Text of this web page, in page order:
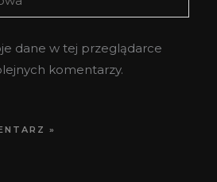
dane w tej przeglądarce
komentarzy.